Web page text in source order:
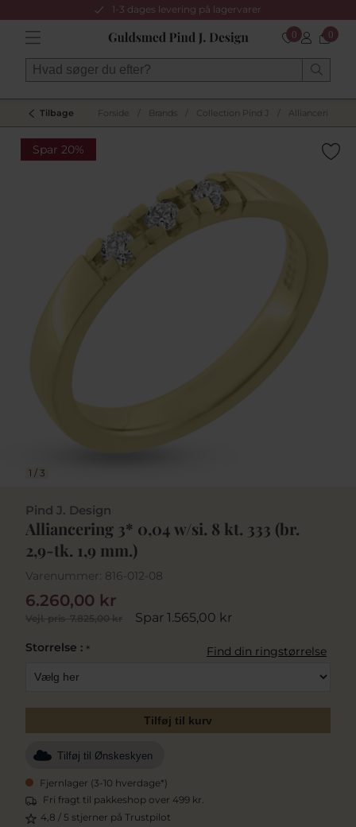
1-3 dages levering på lagervarer
0 0
Tilbage Forside Brands Collection Pind J Allianceringe
Spar 20%
1 / 3
Pind J. Design
Alliancering 3* 0,04 w/si. 8 kt. 333 (br.
2,9-tk. 1,9 mm.)
Varenummer: 816-012-08
Vejl. pris7.825,00 kr Spar 1.565,00 kr
6.260,00 kr
Storrelse : * Find din ringstørrelse
Tilføj til kurv
Tilføj til Ønskeskyen
Fjernlager (3-10 hverdage*)
Fri fragt til pakkeshop over 499 kr.
4,8 / 5 stjerner på Trustpilot